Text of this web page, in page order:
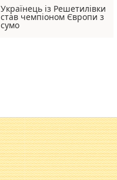
Українець із Решетилівки
став чемпіоном Європи з
сумо